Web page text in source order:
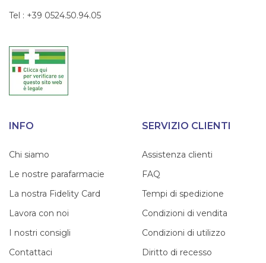
Tel : +39 0524.50.94.05
INFO
Chi siamo
Le nostre parafarmacie
La nostra Fidelity Card
Lavora con noi
I nostri consigli
Contattaci
SERVIZIO CLIENTI
Assistenza clienti
FAQ
Tempi di spedizione
Condizioni di vendita
Condizioni di utilizzo
Diritto di recesso